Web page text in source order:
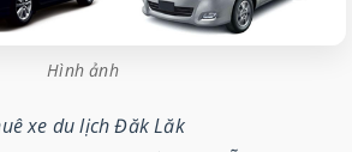
Hình ảnh
xe du lịch Đăk Lăk